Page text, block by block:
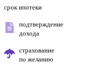
срок ипотеки
подтверждение
дохода
страхование
по желанию